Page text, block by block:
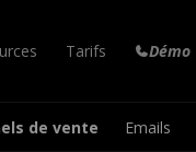
Email Marketing
Tarifs Démo
de vente Emails